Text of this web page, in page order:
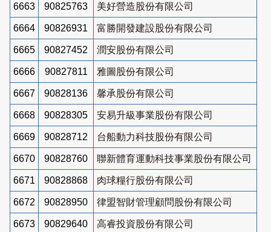
6663 90825763 美好營造股份有限公司
6664 90826931 富勝開發建設股份有限公司
6665 90827452 潤安股份有限公司
6666 90827811 雅圖股份有限公司
6667 90828136 馨承股份有限公司
6668 90828305 安易升級事業股份有限公司
6669 90828712 台船動力科技股份有限公司
6670 90828760 聯新體育運動科技事業股份有限公司
6671 90828868 肉球糧行股份有限公司
6672 90828950 律盟智財管理顧問股份有限公司
6673 90829640 高睿投資股份有限公司